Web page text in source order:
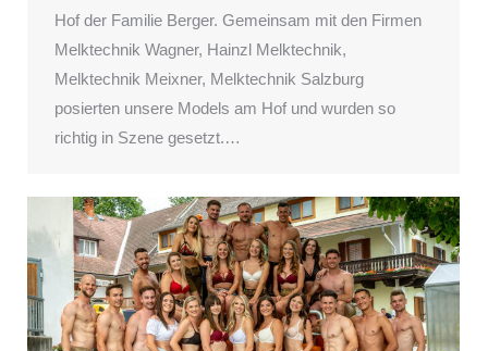
Hof der Familie Berger. Gemeinsam mit den Firmen
Melktechnik Wagner, Hainzl Melktechnik,
Melktechnik Meixner, Melktechnik Salzburg
posierten unsere Models am Hof und wurden so
richtig in Szene gesetzt.…